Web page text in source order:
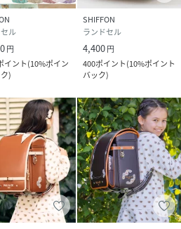
テームの刺繍をあしらい、横から
わせてアレンジを楽しめるスカー
ル
円
イント(10%ポイン
)
SHIFFON
ランドセル
4,400円
400ポイント(10%ポイント
バック)